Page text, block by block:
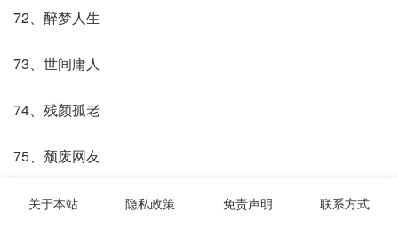
72、醉梦人生
73、世间庸人
74、残颜孤老
75、颓废网友
76、≮淡忘过去≯
关于本站 隐私政策 免责声明 联系方式